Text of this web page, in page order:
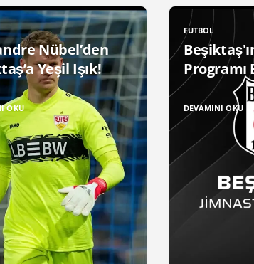
Nübel’den
Yeşil Işık!
OKU
FUTBOL
Programı
DEVAMINI OKU